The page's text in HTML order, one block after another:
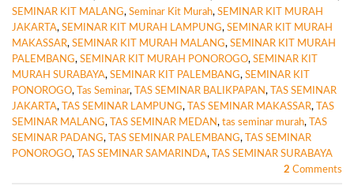
SEMINAR KIT MALANG, Seminar Kit Murah, SEMINAR KIT MURAH
JAKARTA, SEMINAR KIT MURAH LAMPUNG, SEMINAR KIT MURAH
MAKASSAR, SEMINAR KIT MURAH MALANG, SEMINAR KIT MURAH
PALEMBANG, SEMINAR KIT MURAH PONOROGO, SEMINAR KIT
MURAH SURABAYA, SEMINAR KIT PALEMBANG, SEMINAR KIT
PONOROGO, Tas Seminar, TAS SEMINAR BALIKPAPAN,
TAS SEMINAR
JAKARTA, TAS SEMINAR LAMPUNG, TAS SEMINAR MAKASSAR,
TAS
SEMINAR MALANG, TAS SEMINAR MEDAN, tas seminar murah,
TAS
SEMINAR PADANG, TAS SEMINAR PALEMBANG,
TAS SEMINAR
PONOROGO, TAS SEMINAR SAMARINDA,
TAS SEMINAR SURABAYA
2 Comments